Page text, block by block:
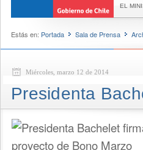
EL
Estás en: Portada Sala de Prensa
Miércoles, marzo 12 de 2014
Presidenta